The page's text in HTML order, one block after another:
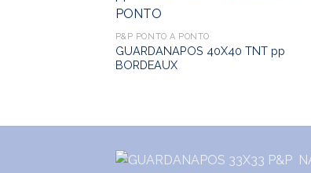
P&P PONTO A PONTO
GUARDANAPOS 40X40 TNT pp
BORDEAUX